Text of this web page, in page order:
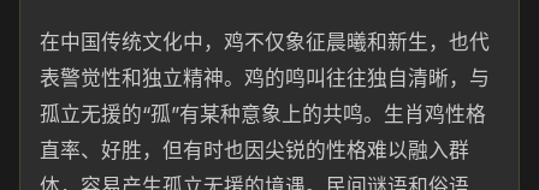
在中国传统文化中，鸡不仅象征晨曦和新生，也代
表警觉性和独立精神。鸡的鸣叫往往独自清晰，与
孤立无援的“孤”有某种意象上的共鸣。生肖鸡性格
直率、好胜，但有时也因尖锐的性格难以融入群